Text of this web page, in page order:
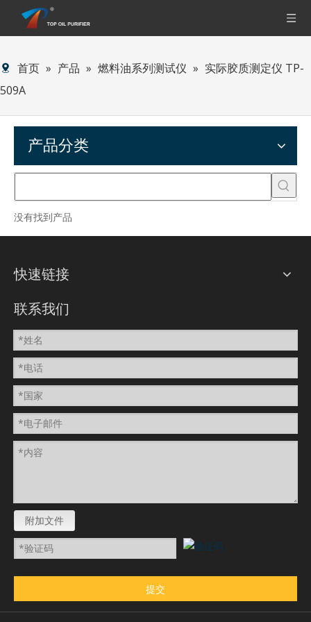
首页 » 产品 » 燃料油系列测试仪 » 实际胶质测定仪 TP-
509A
产品分类
没有找到产品
快速链接
联系我们
附加文件
提交